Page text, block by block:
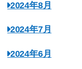
2024年8月
2024年7月
2024年6月